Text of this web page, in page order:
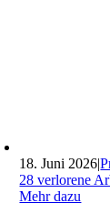
18. Juni 2026|
28 verlorene
Mehr dazu